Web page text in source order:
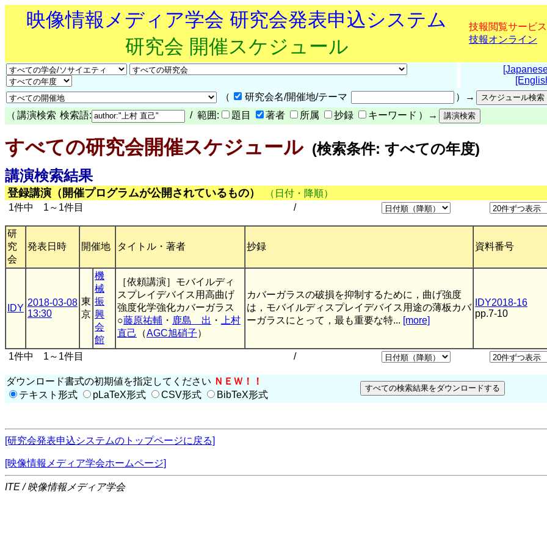
映像情報メディア学会 研究会発表申込システム
研究会 開催スケジュール
技報閲覧サービス
技報オンライン
（
研究会名/開催地/テーマ
）→
（ 講演検索 検索語: / 範囲: 題目 著者 所属 抄録 キーワード ）→
すべての研究会開催スケジュール(検索条件: すべての年度)
講演検索結果
登録講演（開催プログラムが公開されているもの）
（日付・降順）
1件中 1～1件目
/
研
究
会
発表日時 開催地 タイトル・著者 抄録 資料番号
IDY
2018-03-08
13:30
東
京
機
械
振
興
会
館
［依頼講演］モバイルディ
スプレイデバイス用高曲げ
強度化学強化カバーガラス
○藤原祐輔 ・ 鹿島 出 ・
上村
直己
（AGC旭硝子）
カバーガラスの破損を抑制するために，曲げ強度
は，モバイルディスプレイデバイス用途の薄板カバ
ーガラスにとって，最も重要な特... [more]
IDY2018-16
pp.7-10
1件中 1～1件目 /
ダウンロード書式の初期値を指定してください ＮＥＷ！！
テキスト形式
pLaTeX形式 CSV形式 BibTeX形式
[研究会発表申込システムのトップページに戻る]
[映像情報メディア学会ホームページ]
ITE / 映像情報メディア学会